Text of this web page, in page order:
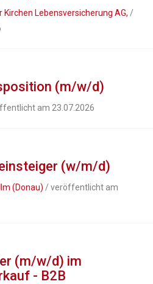
Kirchen Lebensversicherung AG, /
(m/w/d)
am 23.07.2026
(w/m/d)
(Donau) / veröffentlicht am
(m/w/d) im
- B2B